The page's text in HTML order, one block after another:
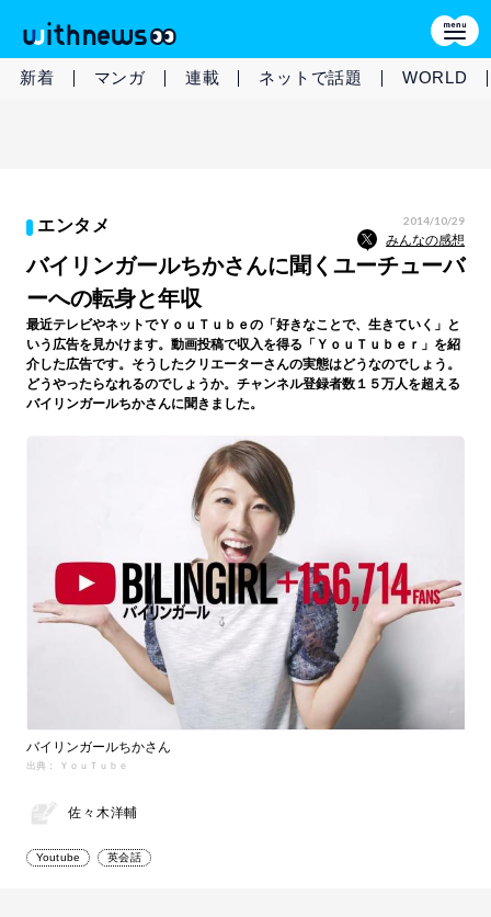
新着 マンガ 連載 ネットで話題 WORLD
エンタメ 2014/10/29
みんなの感想
バイリンガールちかさんに聞くユーチューバ
ーへの転身と年収
最近テレビやネットでＹｏｕＴｕｂｅの「好きなことで、生きていく」と
いう広告を見かけます。動画投稿で収入を得る「ＹｏｕＴｕｂｅｒ」を紹
介した広告です。そうしたクリエーターさんの実態はどうなのでしょう。
どうやったらなれるのでしょうか。チャンネル登録者数１５万人を超える
バイリンガールちかさんに聞きました。
バイリンガールちかさん
出典： ＹｏｕＴｕｂｅ
佐々木洋輔
Youtube 英会話